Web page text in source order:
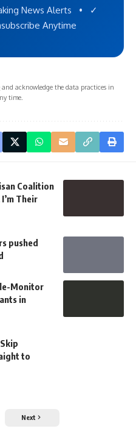
News Alerts • ✓
Anytime
and acknowledge the data practices in
time.
Coalition
Their
pushed
Monitor
in
to
Next